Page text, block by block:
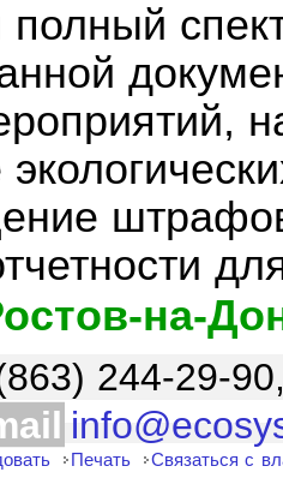
на-
244-29-
Печать Связаться с